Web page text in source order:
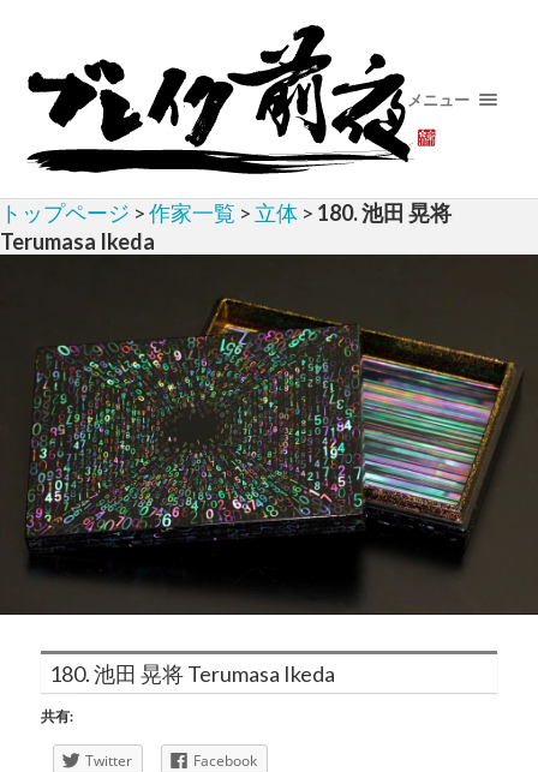
メニュー
トップページ >作家一覧 > 立体 > 180. 池田 晃将
Terumasa Ikeda
180. 池田 晃将 Terumasa Ikeda
共有:
Twitter Facebook